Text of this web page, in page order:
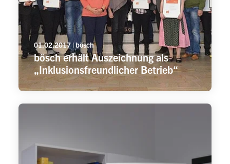
01.02.2017 | bösch
bösch erhält Auszeichnung als
„Inklusionsfreundlicher Betrieb“